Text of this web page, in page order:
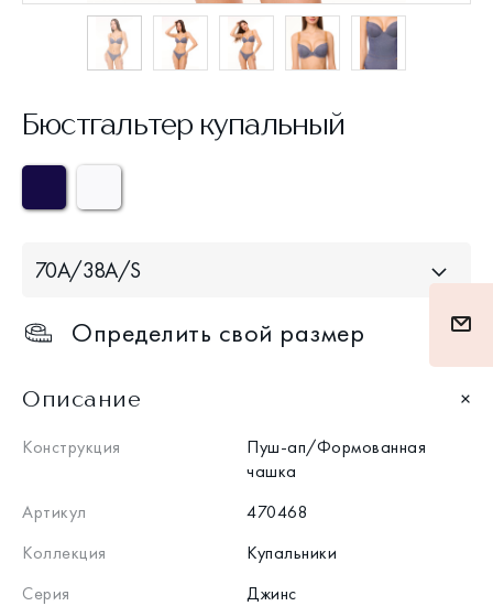
Бюстгальтер купальный
70A/38A/S
Определить свой размер
Описание
Конструкция
Пуш-ап/Формованная
чашка
Артикул
470468
Коллекция
Купальники
Серия
Джинс